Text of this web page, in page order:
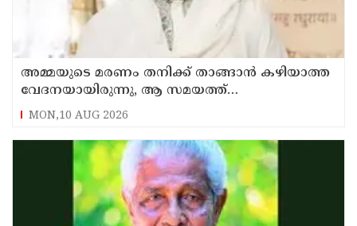
അമ്മയുടെ മരണം തനിക്ക് താങ്ങാന്‍ കഴിയാത്ത
വേദനയായിരുന്നു, ആ സമയത്ത്
ജീവനൊടുക്കാന്‍ തോന്നി ; വെളിപ്പെടുത്തി
MON,10 AUG 2026